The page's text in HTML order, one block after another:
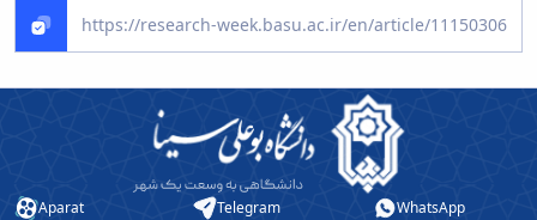
Aparat Telegram WhatsApp